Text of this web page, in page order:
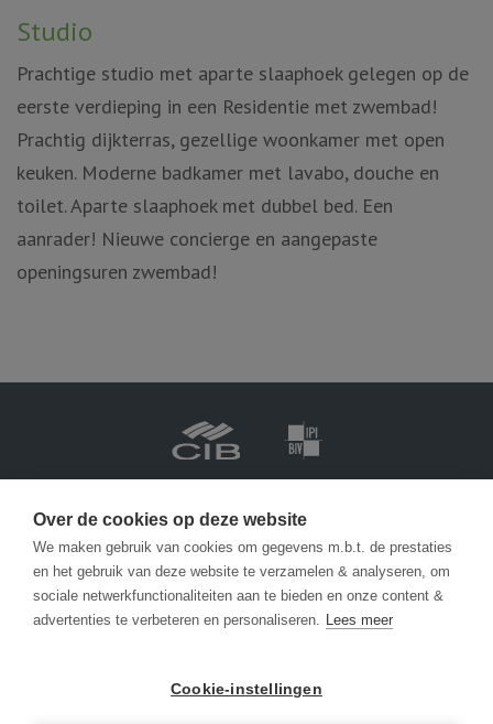
Omschrijving
Studio
Prachtige studio met aparte slaaphoek gelegen op de
eerste verdieping in een Residentie met zwembad!
Prachtig dijkterras, gezellige woonkamer met open
keuken. Moderne badkamer met lavabo, douche en
toilet. Aparte slaaphoek met dubbel bed. Een
aanrader! Nieuwe concierge en aangepaste
openingsuren zwembad!
Ondernemingsnummer BTW-BE 0471 413 565
info@becue.be
Over de cookies op deze website
We maken gebruik van cookies om gegevens m.b.t. de prestaties
en het gebruik van deze website te verzamelen & analyseren, om
sociale netwerkfunctionaliteiten aan te bieden en onze content &
advertenties te verbeteren en personaliseren. Lees meer
Cookie-instellingen